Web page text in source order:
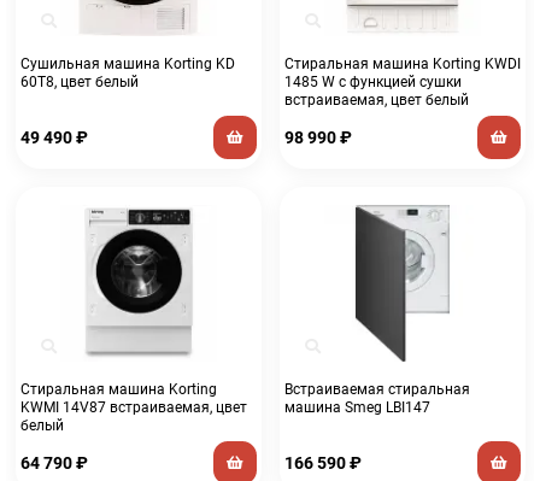
Сушильная машина Korting KD
60T8, цвет белый
49 490₽
Стиральная машина Korting KWDI
1485 W с функцией сушки
встраиваемая, цвет белый
98 990₽
Стиральная машина Korting
KWMI 14V87 встраиваемая, цвет
белый
64 790₽
Встраиваемая стиральная
машина Smeg LBI147
166 590₽